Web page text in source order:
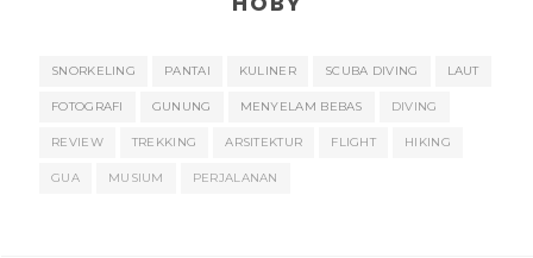
SNORKELING PANTAI KULINER SCUBA DIVING LAUT
FOTOGRAFI GUNUNG MENYELAM BEBAS DIVING
REVIEW TREKKING ARSITEKTUR FLIGHT HIKING
GUA MUSIUM PERJALANAN